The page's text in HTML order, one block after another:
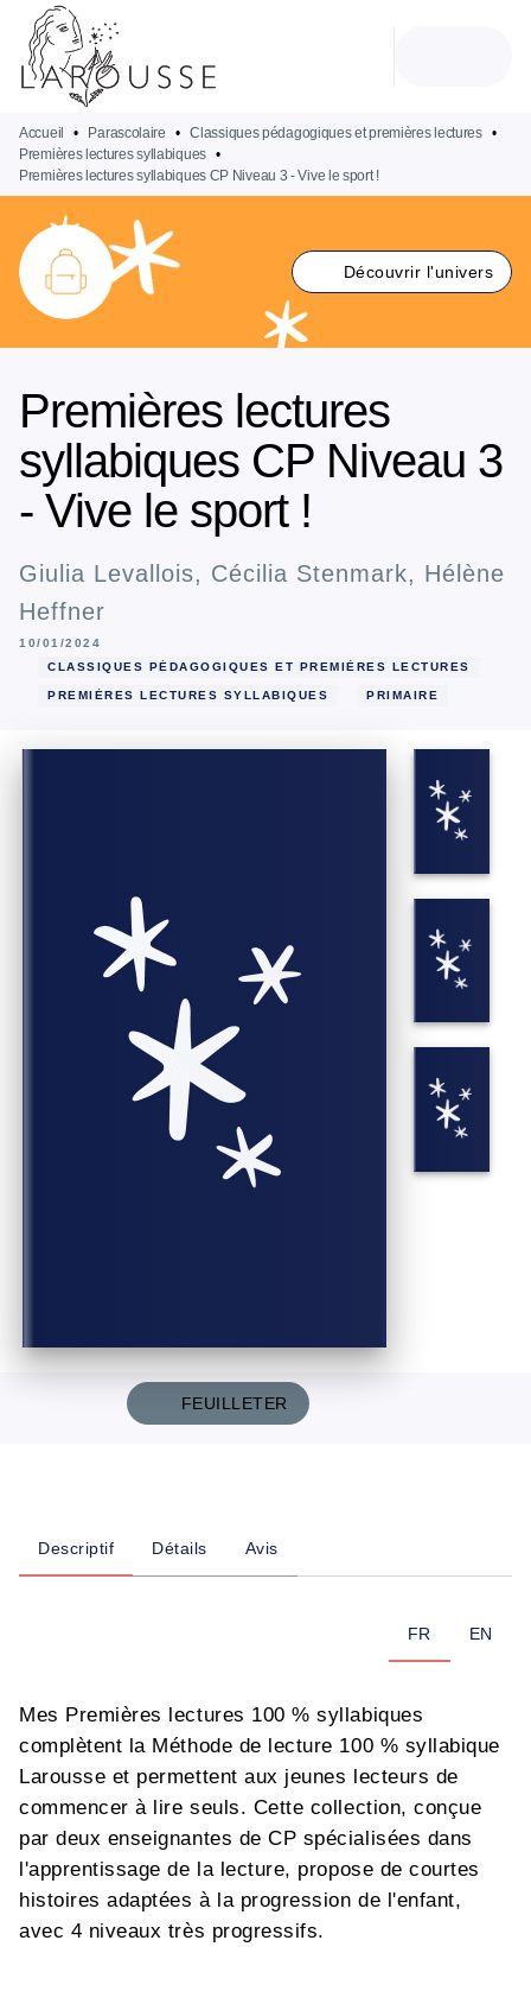
MENU
PIED DE PAGE
Accueil • Parascolaire • Classiques pédagogiques et premières lectures •
Premières lectures syllabiques •
Premières lectures syllabiques CP Niveau 3 - Vive le sport !
Découvrir l'univers
Premières lectures
syllabiques CP Niveau 3
- Vive le sport !
Giulia Levallois, Cécilia Stenmark, Hélène
Heffner
10/01/2024
CLASSIQUES PÉDAGOGIQUES ET PREMIÈRES LECTURES
PREMIÈRES LECTURES SYLLABIQUES PRIMAIRE
FEUILLETER
Descriptif Détails Avis
FR EN
Mes Premières lectures 100 % syllabiques
complètent la Méthode de lecture 100 % syllabique
Larousse et permettent aux jeunes lecteurs de
commencer à lire seuls. Cette collection, conçue
par deux enseignantes de CP spécialisées dans
l'apprentissage de la lecture, propose de courtes
histoires adaptées à la progression de l'enfant,
avec 4 niveaux très progressifs.